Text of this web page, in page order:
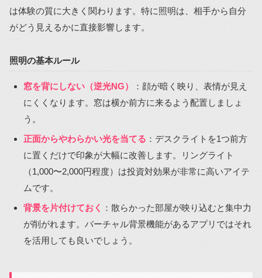
は体験の質に大きく関わります。特に照明は、相手から自分
がどう見えるかに直接影響します。
照明の基本ルール
窓を背にしない（逆光NG）
：顔が暗く映り、表情が見え
にくくなります。窓は横か前方に来るよう配置しましょ
う。
正面からやわらかい光を当てる ：デスクライトを1つ前方
に置くだけで印象が大幅に改善します。リングライト
（1,000〜2,000円程度）は投資対効果が非常に高いアイテ
ムです。
背景を片付けておく ：散らかった部屋が映り込むと集中力
が削がれます。バーチャル背景機能があるアプリではそれ
を活用しても良いでしょう。